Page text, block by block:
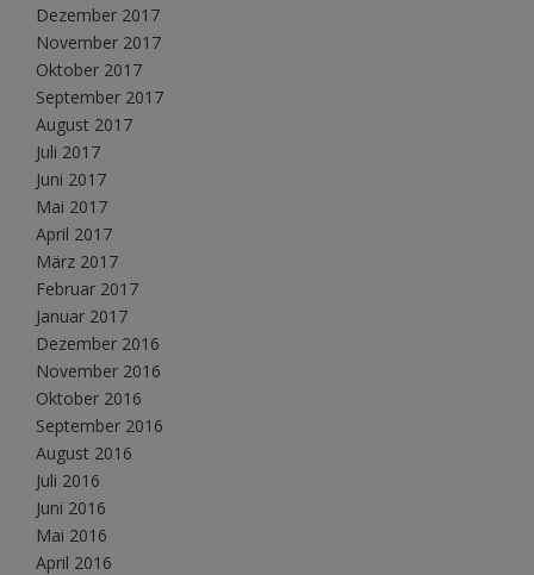
Dezember 2017
November 2017
Oktober 2017
September 2017
August 2017
Juli 2017
Juni 2017
Mai 2017
April 2017
März 2017
Februar 2017
Januar 2017
Dezember 2016
November 2016
Oktober 2016
September 2016
August 2016
Juli 2016
Juni 2016
Mai 2016
April 2016